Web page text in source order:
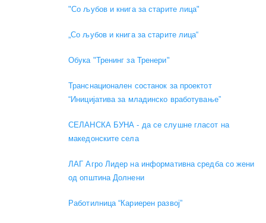
"Со љубов и книга за старите лица"
„Со љубов и книга за старите лица“
Обука "Тренинг за Тренери"
Транснационален состанок за проектот
“Иницијатива за младинско вработување”
СЕЛАНСКА БУНА - да се слушне гласот на
македонските села
ЛАГ Агро Лидер на информативна средба со жени
од општина Долнени
Работилница “Кариерен развој”